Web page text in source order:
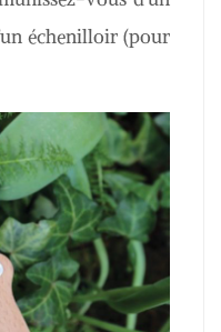
échenilloir (pour